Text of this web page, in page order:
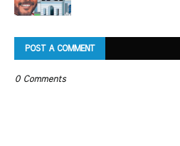
POST A COMMENT
0 Comments